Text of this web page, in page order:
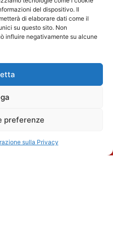
del dispositivo. Il
di elaborare dati come il
su questo sito. Non
influire negativamente su alcune
preferenze
sulla Privacy
Termini e
condizioni Cognome
come descritto